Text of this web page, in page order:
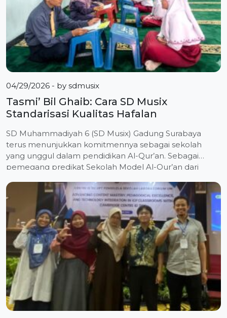
04/29/2026 - by sdmusix
Tasmi’ Bil Ghaib: Cara SD Musix
Standarisasi Kualitas Hafalan
SD Muhammadiyah 6 (SD Musix) Gadung Surabaya
terus menunjukkan komitmennya sebagai sekolah
yang unggul dalam pendidikan Al-Qur’an. Sebagai
pemegang predikat Sekolah Model Al-Qur’an dari
Ghaib pada Sabtu (18/4/2026) sebagai bagian dari
rangkaian menuju puncak kelulusan siswa. Kegiatan ini
merupakan tahap pra-munaqasah bagi para penghafal
Al-Qur’an (Tahfidz) untuk […]